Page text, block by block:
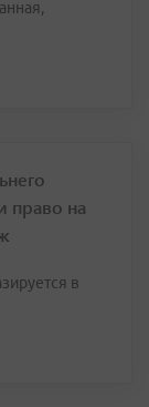
право на
в